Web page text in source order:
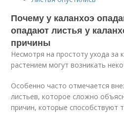
Почему у каланхоэ
опадают листья у
причины
Несмотря на простоту ухода за
растением могут возникать
Особенно часто отмечается
листьев, которое сложно
причин, которые способствуют